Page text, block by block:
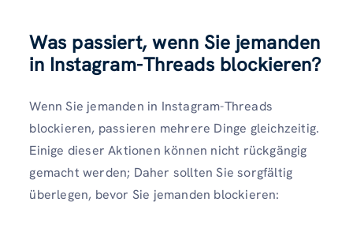
Was passiert, wenn Sie jemanden
in Instagram-Threads blockieren?
Wenn Sie jemanden in Instagram-Threads
blockieren, passieren mehrere Dinge gleichzeitig.
Einige dieser Aktionen können nicht rückgängig
gemacht werden; Daher sollten Sie sorgfältig
überlegen, bevor Sie jemanden blockieren: